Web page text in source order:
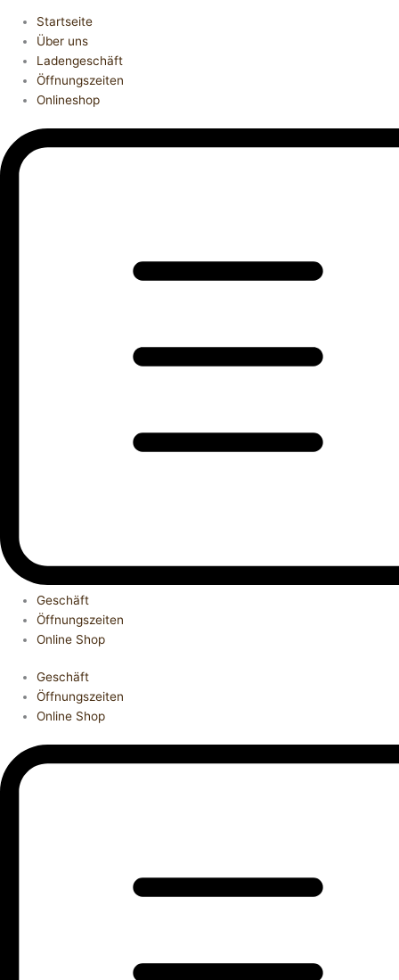
Startseite
Über uns
Ladengeschäft
Öffnungszeiten
Onlineshop
Geschäft
Öffnungszeiten
Online Shop
Geschäft
Öffnungszeiten
Online Shop